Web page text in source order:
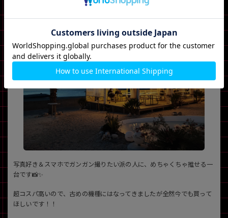
写真好き＆スマホでガンガン撮りたい派の人に、めちゃくちゃ推せる一
台です📸✨
超コスパ高いので、古めの機種にはなってきましたが全然今でも買って
ほしいです！！